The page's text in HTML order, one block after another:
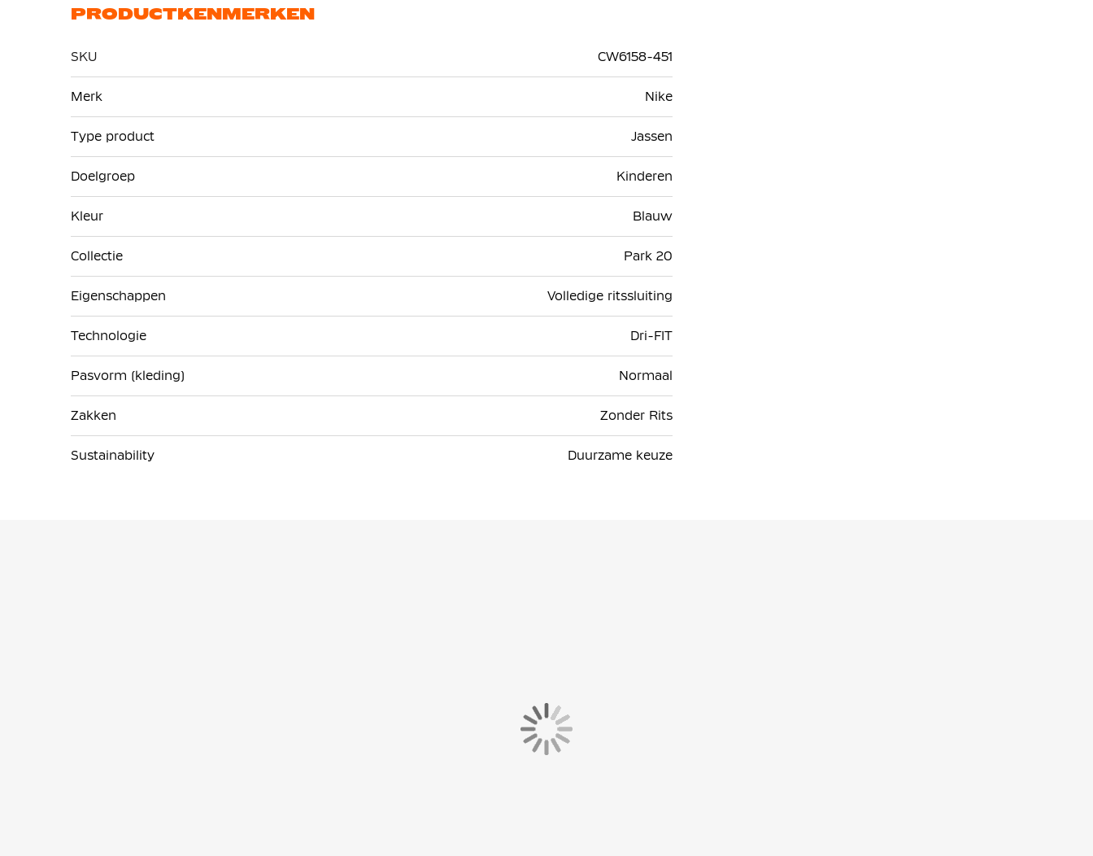
PRODUCTKENMERKEN
SKU
CW6158-451
informatie
Merk Nike
Type product Jassen
Doelgroep Kinderen
Kleur Blauw
Collectie Park 20
Eigenschappen Volledige ritssluiting
Technologie Dri-FIT
Pasvorm (kleding) Normaal
Zakken Zonder Rits
Sustainability Duurzame keuze